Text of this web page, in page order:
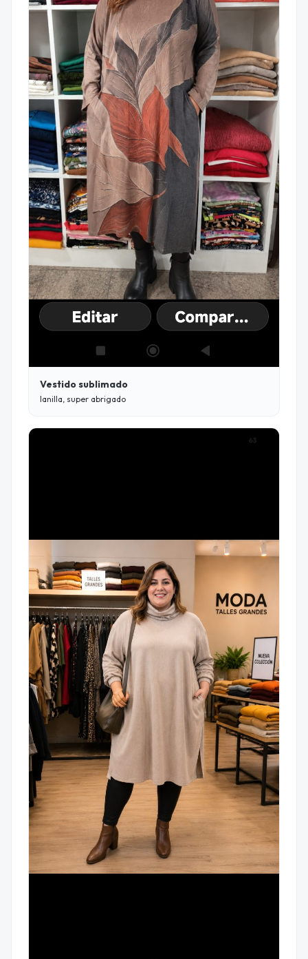
Vestido sublimado
lanilla, super abrigado